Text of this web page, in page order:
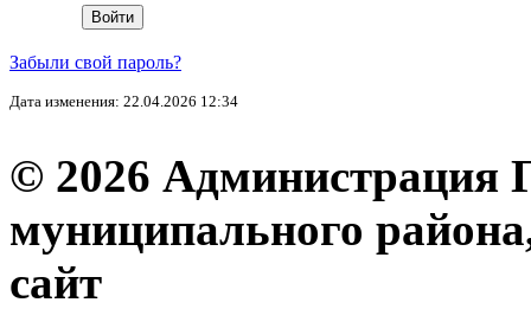
Забыли свой пароль?
Дата изменения: 22.04.2026 12:34
© 2026 Администрация
муниципального